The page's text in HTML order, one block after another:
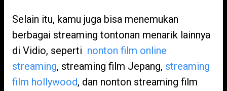
Selain itu, kamu juga bisa menemukan
berbagai streaming tontonan menarik lainnya
di Vidio, seperti nonton film online
streaming, streaming film Jepang, streaming
film hollywood, dan nonton streaming film